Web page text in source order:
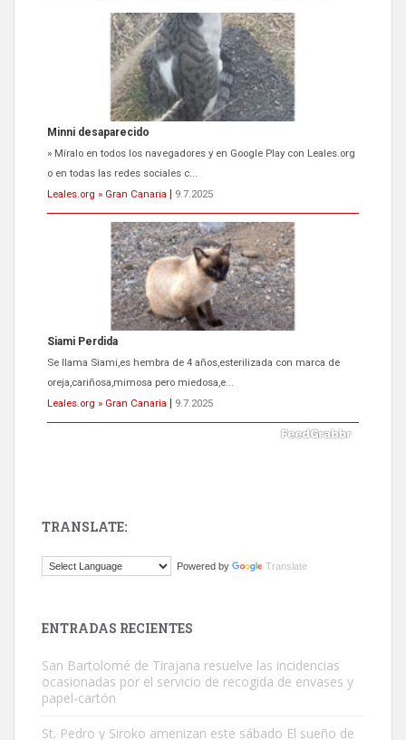
Minni desaparecido
» Míralo en todos los navegadores y en Google Play con Leales.org
o en todas las redes sociales c...
Leales.org » Gran Canaria
9.7.2025
Siami Perdida
Se llama Siami,es hembra de 4 años,esterilizada con marca de
oreja,cariñosa,mimosa pero miedosa,e...
Leales.org » Gran Canaria
9.7.2025
El ayuntamiento se va a llevar a Los Gatos callejeros de la zona los
TRANSLATE:
Powered by Translate
ENTRADAS RECIENTES
San Bartolomé de Tirajana resuelve las incidencias
ocasionadas por el servicio de recogida de envases y
papel-cartón
St. Pedro y Siroko amenizan este sábado El sueño de